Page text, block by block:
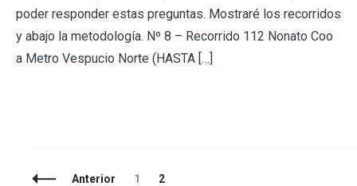
poder responder estas preguntas. Mostraré los recorridos
y abajo la metodología. Nº 8 – Recorrido 112 Nonato Coo
a Metro Vespucio Norte (HASTA […]
NavegaciónAnterior Página
1 Página
2